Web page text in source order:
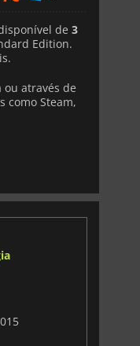
de 3
Edition.
ou através de
como Steam,